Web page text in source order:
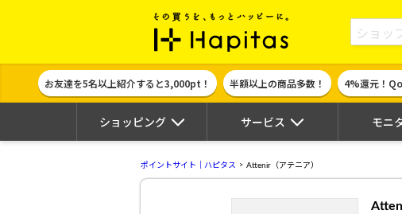
ポイント貯めて現金やギ
お友達を5名以上紹介すると3,000pt！ 半額以上の商品多数！ 4%還元！
ショッピング サービス モニ
ポイントサイト｜ハピタス Attenir（アテニア）